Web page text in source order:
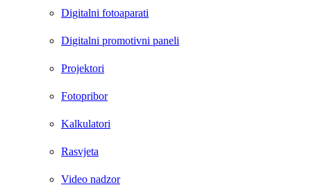
Digitalni fotoaparati
Digitalni promotivni paneli
Projektori
Fotopribor
Kalkulatori
Rasvjeta
Video nadzor